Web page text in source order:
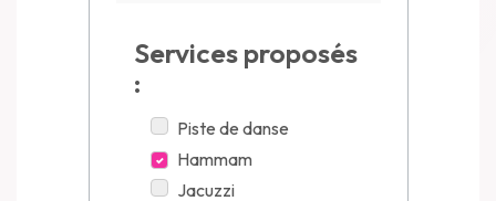
Services proposés
:
Piste de danse
Hammam
Jacuzzi